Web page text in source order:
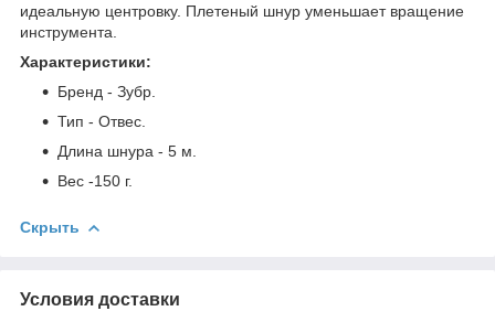
идеальную центровку. Плетеный шнур уменьшает вращение
инструмента.
Характеристики:
Бренд - Зубр.
Тип - Отвес.
Длина шнура - 5 м.
Вес -150 г.
Скрыть
Условия доставки